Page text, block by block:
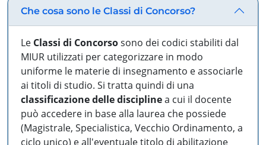
Che cosa sono le Classi di Concorso?
Le Classi di Concorsosono dei codici stabiliti dal
MIUR utilizzati per categorizzare in modo
uniforme le materie di insegnamento e associarle
ai titoli di studio. Si tratta quindi di una
classificazione delle disciplinea cui il docente
può accedere in base alla laurea che possiede
(Magistrale, Specialistica, Vecchio Ordinamento, a
ciclo unico) e all'eventuale titolo di abilitazione